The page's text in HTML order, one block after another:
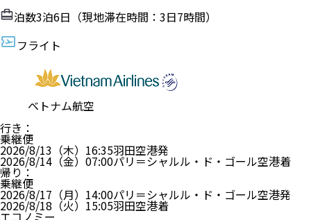
泊数3泊6日（現地滞在時間： 3日7時間）
フライト
ベトナム航空
行き ：
乗継便
2026/8/13（木） 16:35羽田空港発
2026/8/14（金） 07:00パリ＝シャルル・ド・ゴール空港着
帰り ：
乗継便
2026/8/17（月） 14:00パリ＝シャルル・ド・ゴール空港発
2026/8/18（火） 15:05羽田空港着
エコノミー